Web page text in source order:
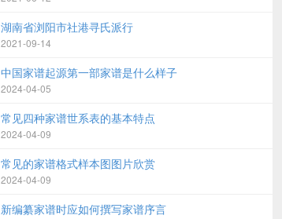
湖南省浏阳市社港寻氏派行
2021-09-14
中国家谱起源第一部家谱是什么样子
2024-04-05
常见四种家谱世系表的基本特点
2024-04-09
常见的家谱格式样本图图片欣赏
2024-04-09
新编纂家谱时应如何撰写家谱序言